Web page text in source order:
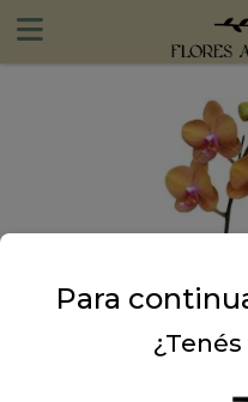
Para
¿Tenés